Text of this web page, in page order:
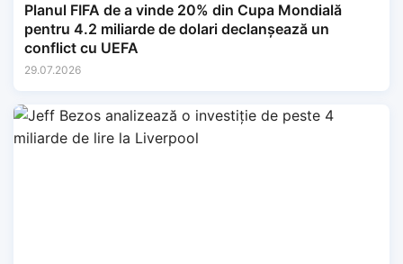
Planul FIFA de a vinde 20% din Cupa Mondială
pentru 4.2 miliarde de dolari declanșează un
conflict cu UEFA
29.07.2026